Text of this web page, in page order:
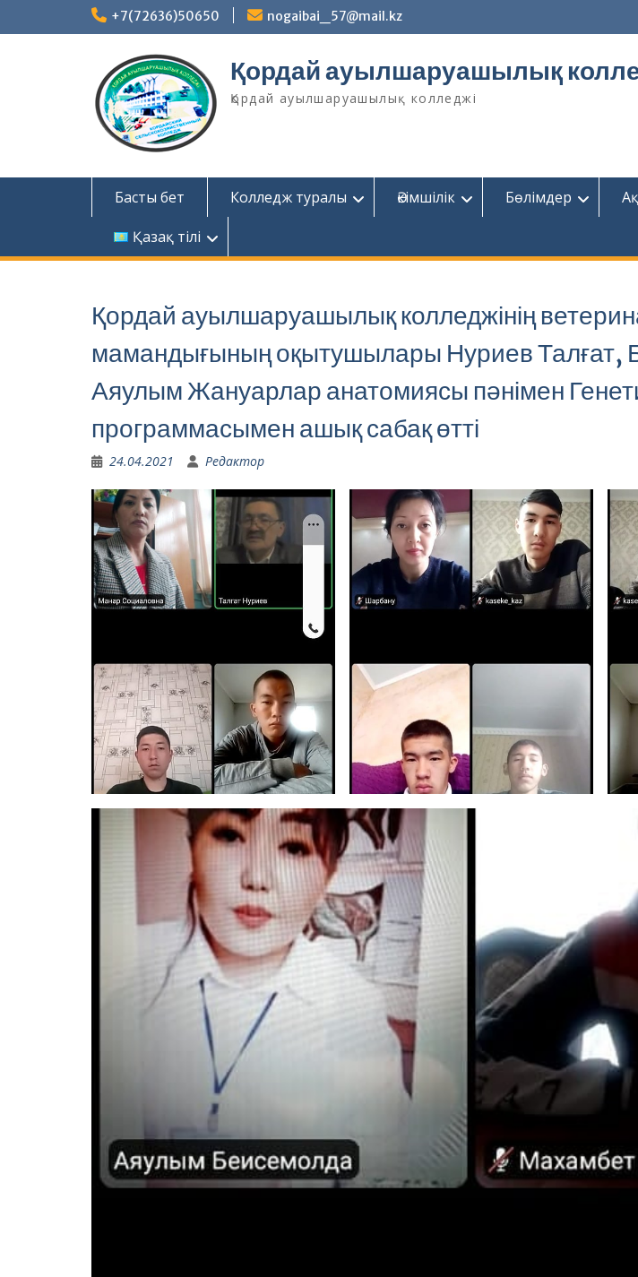
+7(72636)50650
nogaibai_57@mail.kz
Қордай ауылшаруашылық
Қордай ауылшаруашылық колледжі
Басты бет Колледж туралы Әкімшілік Бөлімдер
Қазақ тілі
Қордай ауылшаруашылық колледжінің
мамандығының оқытушылары Нуриев Талғат,
Аяулым Жануарлар анатомиясы пәнімен
программасымен ашық сабақ өтті
24.04.2021 Редактор